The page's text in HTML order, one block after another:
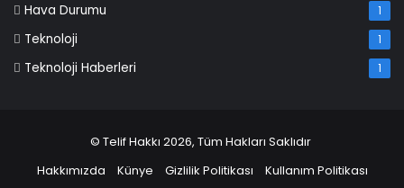
Hava Durumu 1
Teknoloji 1
Teknoloji Haberleri 1
© Telif Hakkı 2026, Tüm Hakları Saklıdır
Hakkımızda
Künye Gizlilik Politikası Kullanım Politikası